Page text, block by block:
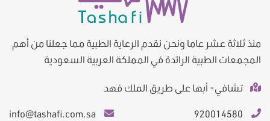
منذ ثلاثة عشر عاما ونحن نقدم الرعاية الطبية مما جعلنا من أهم
المجمعات الطبية الرائدة في المملكة العربية السعودية
تشافي- أبها على طريق الملك فهد
920014580
info@tashafi.com.sa